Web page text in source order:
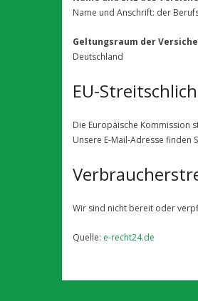
Name und Anschrift: der
Geltungsraum der
Deutschland
EU-
Die Europäische Kommission
Unsere E-Mail-Adresse finden
Wir sind nicht bereit oder
Quelle: e-recht24.de